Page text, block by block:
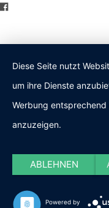
Diese Seite nutzt
um ihre Dienste
Werbung
anzuzeigen.
ABLEHNEN
Powered by